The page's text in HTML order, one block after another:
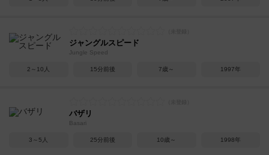
ジャングルスピード
Jungle Speed
2～10人 15分前後 7歳～ 1997年
バザリ
Basari
3～5人 25分前後 10歳～ 1998年